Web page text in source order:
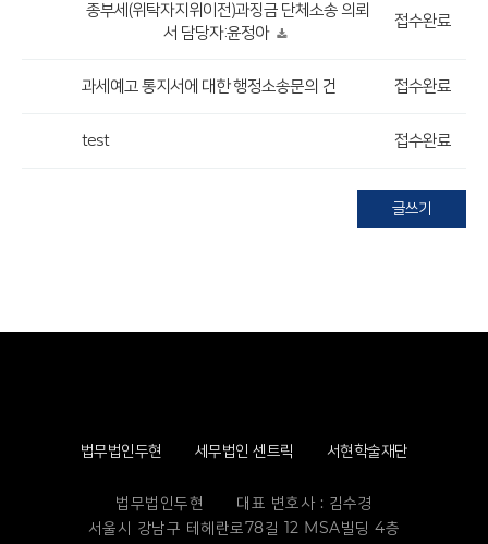
종부세(위탁자지위이전)과징금 단체소송 의뢰
서 담당자:윤정아
접수완료
과세예고 통지서에 대한 행정소송문의 건 접수완료
test 접수완료
글쓰기
법무법인두현 세무법인 센트릭 서현학술재단
법무법인두현
대표 변호사 : 김수경
서울시 강남구 테헤란로78길 12 MSA빌딩 4층